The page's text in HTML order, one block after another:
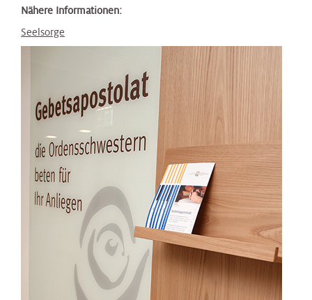
Nähere Informationen:
Seelsorge